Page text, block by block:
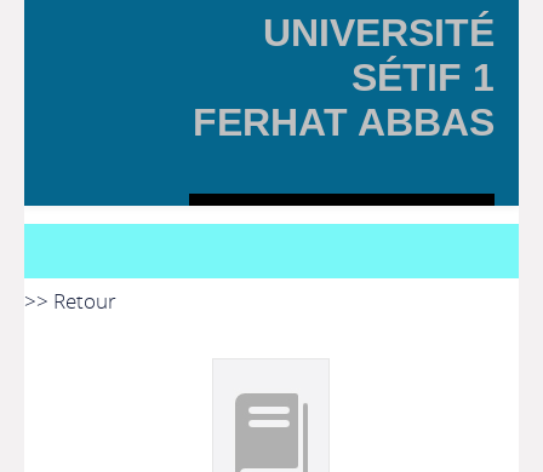
UNIVERSITÉ
SÉTIF 1
FERHAT ABBAS
>> Retour